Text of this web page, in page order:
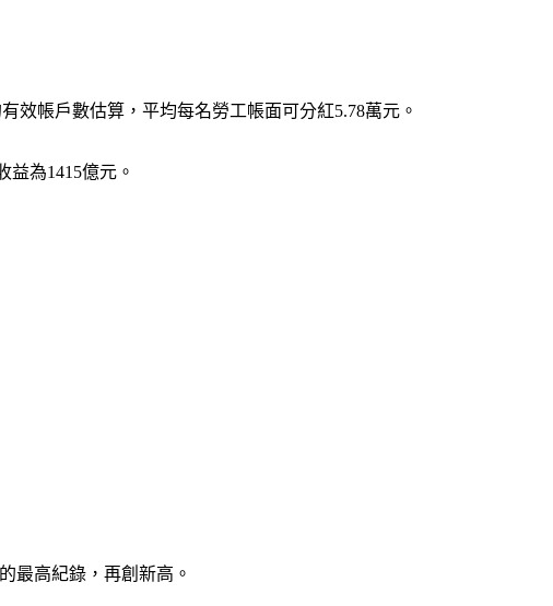
效帳戶數估算，平均每名勞工帳面可分紅5.78萬元。
益為1415億元。
最高紀錄，再創新高。